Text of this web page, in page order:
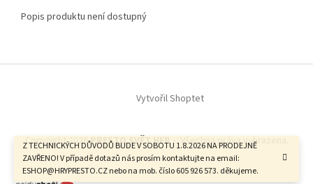
Z TECHNICKÝCH DŮVODŮ BUDE V SOBOTU 1.8.2026 NA PRODEJNĚ
ZAVŘENO! V případě dotazů nás prosím kontaktujte na email:
ESHOP@HRYPRESTO.CZ nebo na mob. číslo 605 926 573. děkujeme.
Popis produktu není dostupný
Vytvořil Shoptet
Copyright 2026PRESTO SVĚT HER - . Všechna práva vyhrazena.